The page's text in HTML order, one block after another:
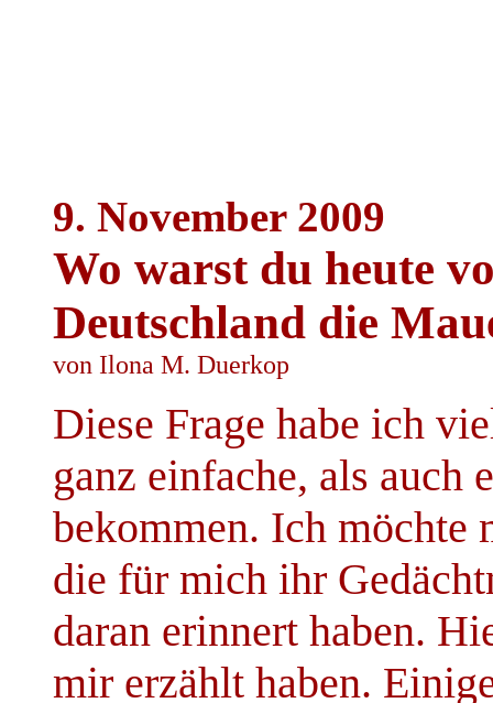
9. November 2009
Wo warst du heute
Deutschland die
von Ilona M. Duerkop
Diese Frage habe ich
ganz einfache, als auch
bekommen. Ich möchte
die für mich ihr
daran erinnert haben.
mir erzählt haben.